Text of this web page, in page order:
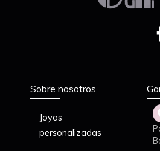
Sobre nosotros
Joyas
personalizadas